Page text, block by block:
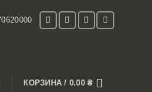
КОРЗИНА / 0.00₴